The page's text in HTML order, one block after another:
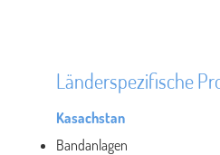
Länderspezifische
Kasachstan
Bandanlagen